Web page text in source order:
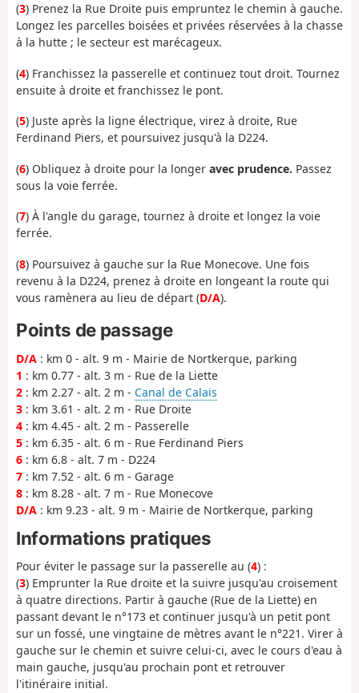
(3) Prenez la Rue Droite puis empruntez le chemin à gauche.
Longez les parcelles boisées et privées réservées à la chasse
à la hutte ; le secteur est marécageux.
(4) Franchissez la passerelle et continuez tout droit. Tournez
ensuite à droite et franchissez le pont.
(5) Juste après la ligne électrique, virez à droite, Rue
Ferdinand Piers, et poursuivez jusqu'à la D224.
(6) Obliquez à droite pour la longer avec prudence. Passez
sous la voie ferrée.
(7) À l'angle du garage, tournez à droite et longez la voie
ferrée.
(8) Poursuivez à gauche sur la Rue Monecove. Une fois
revenu à la D224, prenez à droite en longeant la route qui
vous ramènera au lieu de départ (D/A).
Points de passage
D/A : km 0 - alt. 9 m - Mairie de Nortkerque, parking
1 : km 0.77 - alt. 3 m - Rue de la Liette
2 : km 2.27 - alt. 2 m - Canal de Calais
3 : km 3.61 - alt. 2 m - Rue Droite
4 : km 4.45 - alt. 2 m - Passerelle
5 : km 6.35 - alt. 6 m - Rue Ferdinand Piers
6 : km 6.8 - alt. 7 m - D224
7 : km 7.52 - alt. 6 m - Garage
8 : km 8.28 - alt. 7 m - Rue Monecove
D/A : km 9.23 - alt. 9 m - Mairie de Nortkerque, parking
Informations pratiques
Pour éviter le passage sur la passerelle au (4) :
(3) Emprunter la Rue droite et la suivre jusqu'au croisement
à quatre directions. Partir à gauche (Rue de la Liette) en
passant devant le n°173 et continuer jusqu'à un petit pont
sur un fossé, une vingtaine de mètres avant le n°221. Virer à
gauche sur le chemin et suivre celui-ci, avec le cours d'eau à
main gauche, jusqu'au prochain pont et retrouver
l'itinéraire initial.